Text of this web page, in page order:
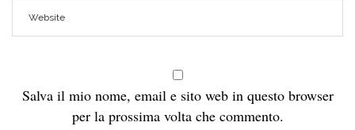
Salva il mio nome, email e sito web in questo browser
per la prossima volta che commento.